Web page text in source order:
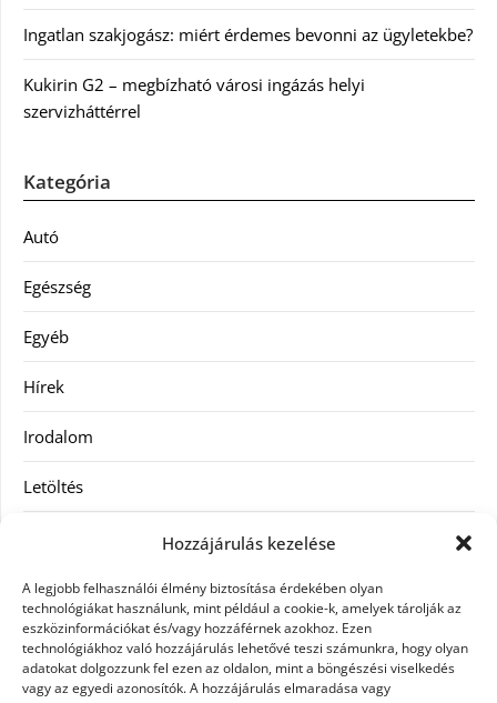
Hozzájárulás kezelése
A legjobb felhasználói élmény biztosítása érdekében olyan
technológiákat használunk, mint például a cookie-k, amelyek tárolják az
eszközinformációkat és/vagy hozzáférnek azokhoz. Ezen
technológiákhoz való hozzájárulás lehetővé teszi számunkra, hogy olyan
adatokat dolgozzunk fel ezen az oldalon, mint a böngészési viselkedés
vagy az egyedi azonosítók. A hozzájárulás elmaradása vagy
Ingatlan szakjogász: miért érdemes bevonni az ügyletekbe?
Kukirin G2 – megbízható városi ingázás helyi
szervizháttérrel
Kategória
Autó
Egészség
Egyéb
Hírek
Irodalom
Letöltés
SEO
Szolgáltatás
Szórakozás